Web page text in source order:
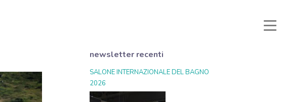
newsletter recenti
SALONE INTERNAZIONALE DEL BAGNO
2026